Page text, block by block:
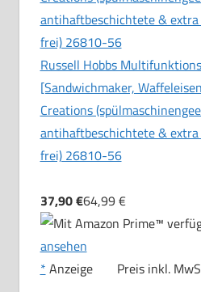
Russell Hobbs
[Sandwichmaker,
Creations
antihaftbeschichtete &
frei) 26810-56
37,90 €64,99 €
ansehen
* Anzeige Preis inkl.